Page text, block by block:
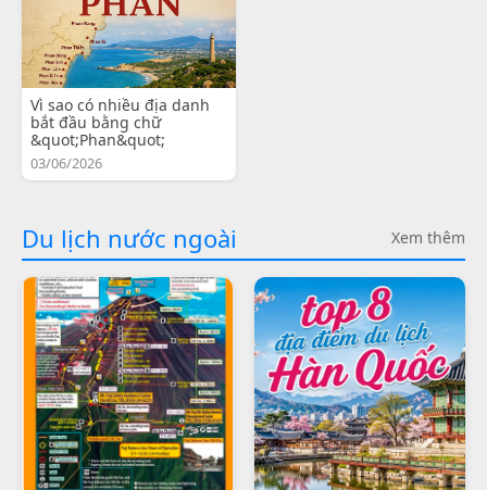
Vì sao có nhiều địa danh
bắt đầu bằng chữ
&quot;Phan&quot;
03/06/2026
Du lịch nước ngoài Xem thêm